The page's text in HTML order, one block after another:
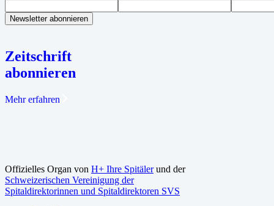
Zeitschrift
abonnieren
Mehr erfahren
Offizielles Organ von H+ Ihre Spitälerund der
Schweizerischen Vereinigung der
Spitaldirektorinnen und Spitaldirektoren SVS